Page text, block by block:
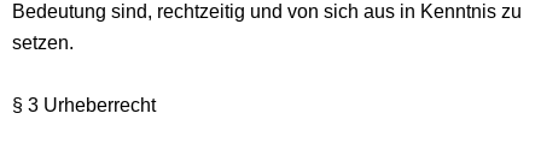
Bedeutung sind, rechtzeitig und von sich aus in Kenntnis zu
setzen.
§ 3 Urheberrecht